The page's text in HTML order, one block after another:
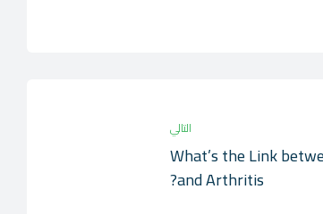
التالي
What’s the Link
and Arthritis?